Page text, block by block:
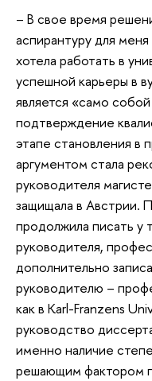
– В свое время
аспирантуру для
хотела работать в
успешной карьеры в
является «само
подтверждение
этапе становления в
аргументом стала
руководителя
защищала в Австрии.
продолжила писать у
руководителя,
дополнительно
руководителю –
как в Karl-Franzens
руководство
именно наличие
решающим фактором